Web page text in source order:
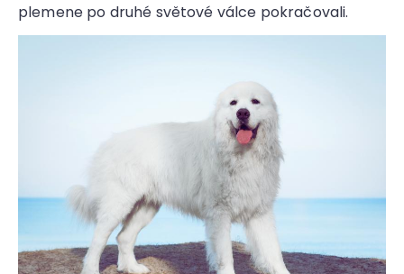
plemene po druhé světové válce pokračovali.